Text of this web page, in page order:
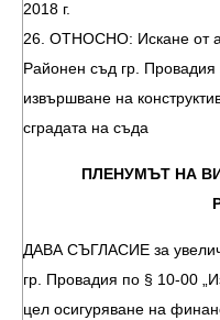
2018 г.
26. ОТНОСНО: Искане от
Районен съд гр. Провадия
извършване на
сградата на съда
ПЛЕНУМЪТ НА
ДАВА СЪГЛАСИЕ за
гр. Провадия по § 10-00
цел осигуряване на